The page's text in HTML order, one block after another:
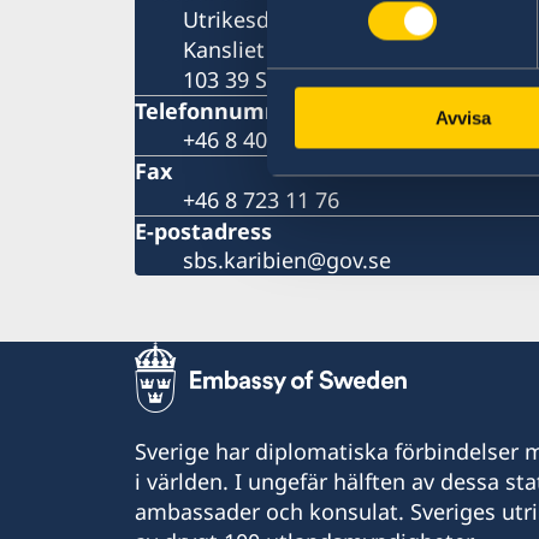
Avvisa
Utrikesdepartementet
Kansliet för stöd till mindre
103 39 STOCKHOLM
Telefonnummer
+46 8 405 10 00
Fax
+46 8 723 11 76
E-postadress
sbs.karibien@gov.se
Sverige har diplomatiska förbindelser
i världen. I ungefär hälften av dessa
ambassader och konsulat. Sveriges